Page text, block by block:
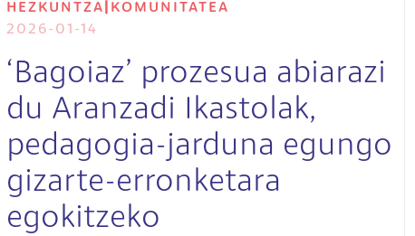
HEZKUNTZA
KOMUNITATEA
2026-01-14
‘Bagoiaz’ prozesua abiarazi
du Aranzadi Ikastolak,
pedagogia-jarduna egungo
gizarte-erronketara
egokitzeko